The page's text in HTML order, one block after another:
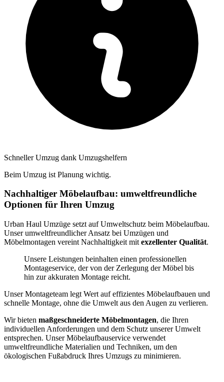
Schneller Umzug dank Umzugshelfern
Beim Umzug ist Planung wichtig.
Nachhaltiger Möbelaufbau: umweltfreundliche
Optionen für Ihren Umzug
Urban Haul Umzüge setzt auf Umweltschutz beim Möbelaufbau.
Unser umweltfreundlicher Ansatz bei Umzügen und
Möbelmontagen vereint Nachhaltigkeit mit exzellenter Qualität.
Unsere Leistungen beinhalten einen professionellen
Montageservice, der von der Zerlegung der Möbel bis
hin zur akkuraten Montage reicht.
Unser Montageteam legt Wert auf effizientes Möbelaufbauen und
schnelle Montage, ohne die Umwelt aus den Augen zu verlieren.
Wir bieten maßgeschneiderte Möbelmontagen, die Ihren
individuellen Anforderungen und dem Schutz unserer Umwelt
entsprechen. Unser Möbelaufbauservice verwendet
umweltfreundliche Materialien und Techniken, um den
ökologischen Fußabdruck Ihres Umzugs zu minimieren.